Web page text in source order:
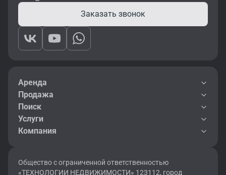
Заказать звонок
Аренда
Продажа
Поиск
Услуги
Компания
Общество с ограниченной ответственностью
«ТЕХНОЛОГИИ НЕДВИЖИМОСТИ» 123112, город